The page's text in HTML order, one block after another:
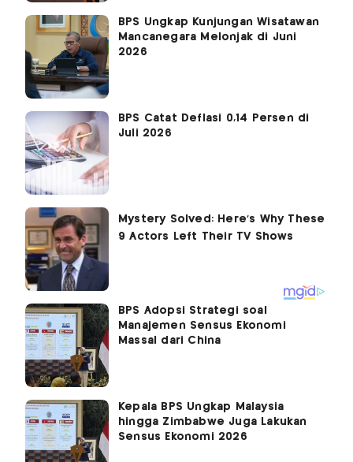
BPS Ungkap Kunjungan Wisatawan
Mancanegara Melonjak di Juni
2026
BPS Catat Deflasi 0,14 Persen di
Juli 2026
BPS Adopsi Strategi soal
Manajemen Sensus Ekonomi
Massal dari China
Kepala BPS Ungkap Malaysia
hingga Zimbabwe Juga Lakukan
Sensus Ekonomi 2026